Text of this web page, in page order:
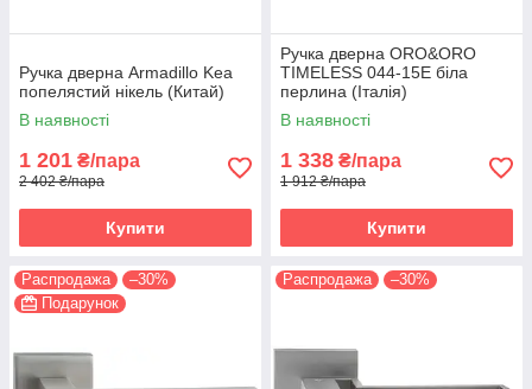
Ручка дверна Armadillo Kea
попелястий нікель (Китай)
В наявності
1 201 ₴/пара
2 402 ₴/пара
Купити
Ручка дверна ORO&ORO
TIMELESS 044-15E біла
перлина (Італія)
В наявності
1 338 ₴/пара
1 912 ₴/пара
Купити
Распродажа
–30%
Подарунок
Распродажа –30%